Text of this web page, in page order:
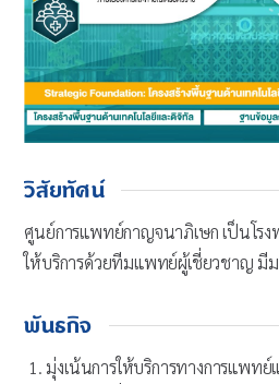
วิสัยทัศน์
ศูนย์การแพทย์กาญจนาภิเษก เป็นโร
ให้บริการด้วยทีมแพทย์ผู้เชี่ยวชาญ มี
พันธกิจ
มุ่งเน้นการให้บริการทางการแพท